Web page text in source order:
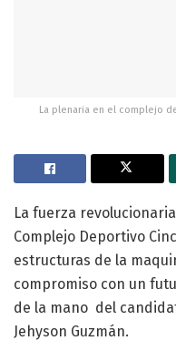
La plenaria en el complejo
La fuerza
Complejo Deportivo
estructuras de la
compromiso con un
de la mano del
Jehyson Guzmán.